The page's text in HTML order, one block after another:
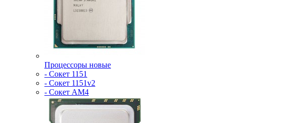
Процессоры новые
- Сокет 1151
- Сокет 1151v2
- Сокет AM4